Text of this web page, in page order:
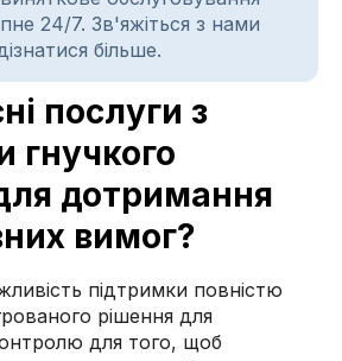
24/7. Зв'яжіться з нами
більше.
послуги з
гнучкого
дотримання
вимог?
підтримки повністю
рішення для
для того, щоб